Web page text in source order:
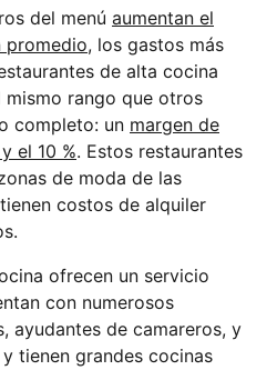
del menú aumentan el
promedio, los gastos más
de alta cocina
mismo rango que otros
completo: un margen de
el 10 %. Estos restaurantes
de moda de las
costos de alquiler
ofrecen un servicio
con numerosos
ayudantes de camareros, y
tienen grandes cocinas